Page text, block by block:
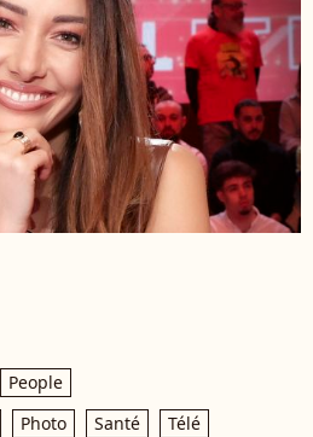
People
Photo Santé
Télé